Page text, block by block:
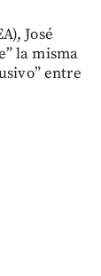
José
la misma
entre